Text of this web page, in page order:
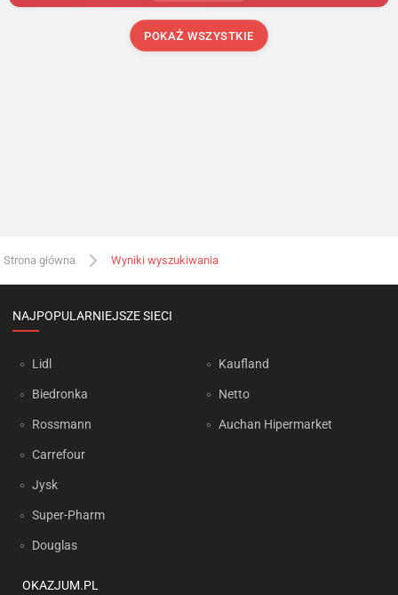
POKAŻ WSZYSTKIE
Strona główna Wyniki wyszukiwania
NAJPOPULARNIEJSZE SIECI
Lidl
Biedronka
Rossmann
Carrefour
Jysk
Super-Pharm
Douglas
Kaufland
Netto
Auchan Hipermarket
OKAZJUM.PL